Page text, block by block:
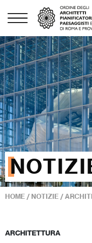
HOME / NOTIZIE /
ARCHITETTURA